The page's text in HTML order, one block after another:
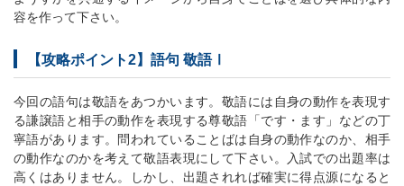
容を作って下さい。
【攻略ポイント2】語句 敬語Ⅰ
今回の語句は敬語をあつかいます。敬語には自身の動作を表現す
る謙譲語と相手の動作を表現する尊敬語「です・ます」などの丁
寧語があります。問われていることばは自身の動作なのか、相手
の動作なのかを考えて敬語表現にして下さい。入試での出題率は
高くはありません。しかし、出題されれば確実に得点源になると